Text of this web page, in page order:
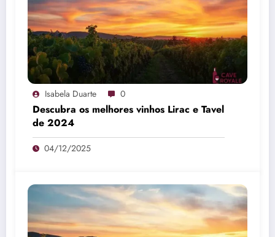
Isabela Duarte 0
Descubra os melhores vinhos Lirac e Tavel
de 2024
04/12/2025